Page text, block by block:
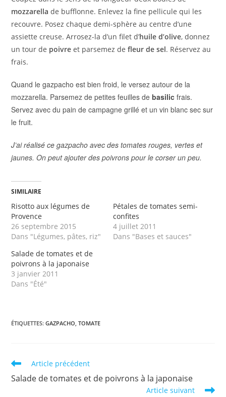
mozzarellade bufflonne. Enlevez la fine pellicule qui les
recouvre. Posez chaque demi-sphère au centre d’une
assiette creuse. Arrosez-la d’un filet d’huile d’olive, donnez
un tour de poivreet parsemez de fleur de sel. Réservez au
frais.
Quand le gazpacho est bien froid, le versez autour de la
mozzarella. Parsemez de petites feuilles debasilicfrais.
Servez avec du pain de campagne grillé et un vin blanc sec sur
le fruit.
J’ai réalisé ce gazpacho avec des tomates rouges, vertes et
jaunes. On peut ajouter des poivrons pour le corser un peu.
SIMILAIRE
Risotto aux légumes de
Provence
26 septembre 2015
Dans "Légumes, pâtes, riz"
Pétales de tomates semi-
confites
4 juillet 2011
Dans "Bases et sauces"
Salade de tomates et de
poivrons à la japonaise
3 janvier 2011
Dans "Été"
ÉTIQUETTES:GAZPACHO, TOMATE
Read
more
articles
Article précédent
Salade de tomates et de poivrons à la japonaise
Article suivant